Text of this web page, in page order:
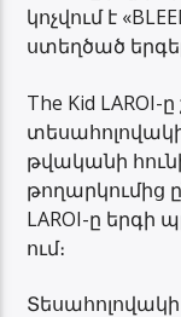
կոչվում է
ստեղծած
The Kid LAROI-
թվականի
թողարկումից
LAROI-ը երգի
ում։